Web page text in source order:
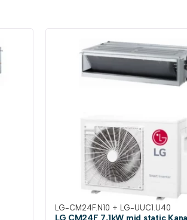
LG-CM24F.N10 + LG-UUC1.U40
LG CM24F 7,1kW mid static